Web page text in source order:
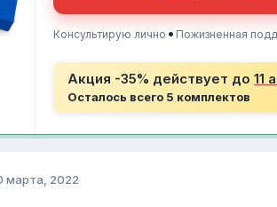
Консультирую лично • Пожизненная
Акция -35% действует до 11
Осталось всего 5 комплектов
марта, 2022